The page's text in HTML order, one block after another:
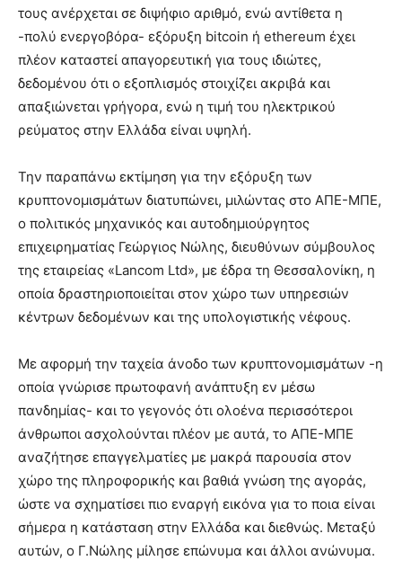
τους ανέρχεται σε διψήφιο αριθμό, ενώ αντίθετα η
-πολύ ενεργοβόρα- εξόρυξη bitcoin ή ethereum έχει
πλέον καταστεί απαγορευτική για τους ιδιώτες,
δεδομένου ότι ο εξοπλισμός στοιχίζει ακριβά και
απαξιώνεται γρήγορα, ενώ η τιμή του ηλεκτρικού
ρεύματος στην Ελλάδα είναι υψηλή.
Την παραπάνω εκτίμηση για την εξόρυξη των
κρυπτονομισμάτων διατυπώνει, μιλώντας στο ΑΠΕ-ΜΠΕ,
ο πολιτικός μηχανικός και αυτοδημιούργητος
επιχειρηματίας Γεώργιος Νώλης, διευθύνων σύμβουλος
της εταιρείας «Lancom Ltd», με έδρα τη Θεσσαλονίκη, η
οποία δραστηριοποιείται στον χώρο των υπηρεσιών
κέντρων δεδομένων και της υπολογιστικής νέφους.
Με αφορμή την ταχεία άνοδο των κρυπτονομισμάτων -η
οποία γνώρισε πρωτοφανή ανάπτυξη εν μέσω
πανδημίας- και το γεγονός ότι ολοένα περισσότεροι
άνθρωποι ασχολούνται πλέον με αυτά, το ΑΠΕ-ΜΠΕ
αναζήτησε επαγγελματίες με μακρά παρουσία στον
χώρο της πληροφορικής και βαθιά γνώση της αγοράς,
ώστε να σχηματίσει πιο εναργή εικόνα για το ποια είναι
σήμερα η κατάσταση στην Ελλάδα και διεθνώς. Μεταξύ
αυτών, ο Γ.Νώλης μίλησε επώνυμα και άλλοι ανώνυμα.